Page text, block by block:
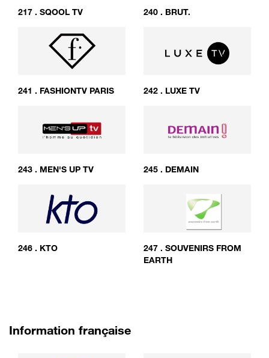
217 . SQOOL TV 240 . BRUT.
241 . FASHIONTV PARIS 242 . LUXE TV
243 . MEN'S UP TV 245 . DEMAIN
246 . KTO 247 . SOUVENIRS FROM
EARTH
Information française